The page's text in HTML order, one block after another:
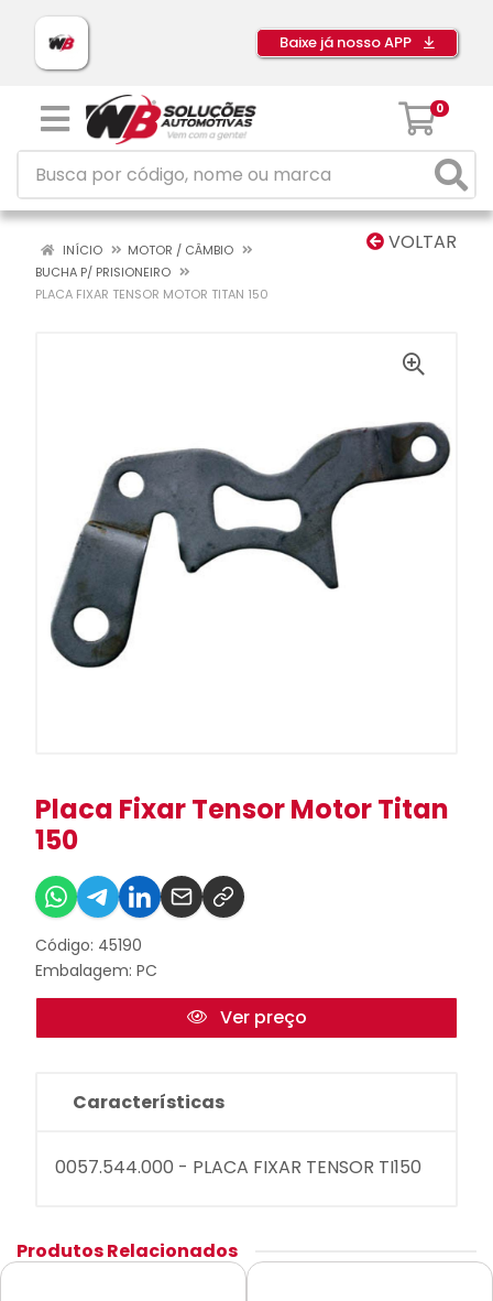
Baixe já nosso APP
0
VOLTAR
INÍCIO
MOTOR / CÂMBIO
BUCHA P/ PRISIONEIRO
PLACA FIXAR TENSOR MOTOR TITAN 150
Placa Fixar Tensor Motor Titan
150
Código: 45190
Embalagem: PC
Ver preço
Características
0057.544.000 - PLACA FIXAR TENSOR TI150
Produtos Relacionados